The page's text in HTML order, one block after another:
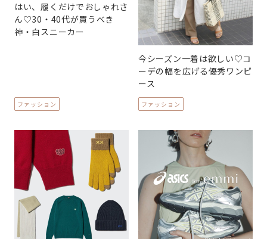
はい、履くだけでおしゃれさ
ん♡30・40代が買うべき
神・白スニーカー
ファッション
今シーズン一着は欲しい♡コ
ーデの幅を広げる優秀ワンピ
ース
ファッション